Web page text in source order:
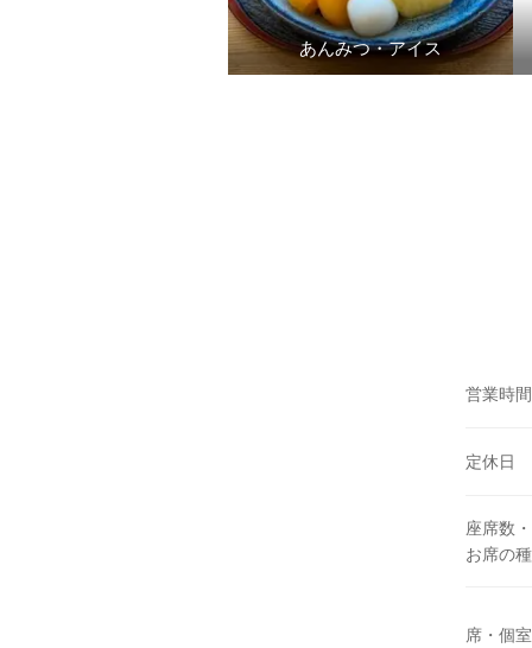
あんみつ・アイス
営業時間
定休日
座席数・
お席の
席・個室